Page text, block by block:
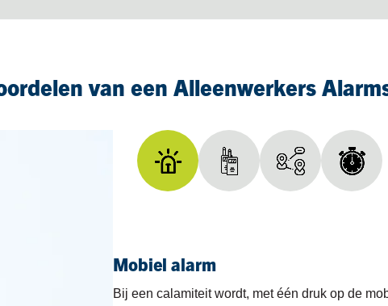
van een Alleenwerkers
Mobiel alarm
Bij een calamiteit wordt, met één druk op de
Merkonafhankelijk, snel en
Positiebepaling
Bespaar tijd